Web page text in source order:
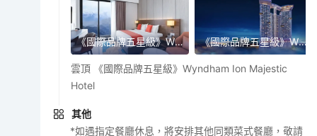
《國際品牌五星級》Wyndham Ion Majestic Hotel 《國際品牌五星級》Wyndham Ion Majestic Hotel
雲頂 《國際品牌五星級》Wyndham Ion Majestic
Hotel
其他
*如遇指定餐廳休息，將安排其他同類菜式餐廳，敬請